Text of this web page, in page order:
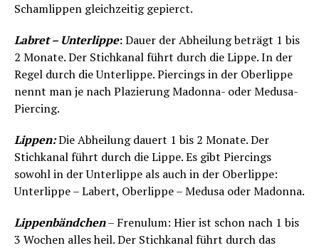
Schamlippen gleichzeitig gepierct.
Labret – Unterlippe:Dauer der Abheilung beträgt 1 bis
2 Monate. Der Stichkanal führt durch die Lippe. In der
Regel durch die Unterlippe. Piercings in der Oberlippe
nennt man je nach Plazierung Madonna- oder Medusa-
Piercing.
Lippen:Die Abheilung dauert 1 bis 2 Monate. Der
Stichkanal führt durch die Lippe. Es gibt Piercings
sowohl in der Unterlippe als auch in der Oberlippe:
Unterlippe – Labert, Oberlippe – Medusa oder Madonna.
Lippenbändchen– Frenulum: Hier ist schon nach 1 bis
3 Wochen alles heil. Der Stichkanal führt durch das